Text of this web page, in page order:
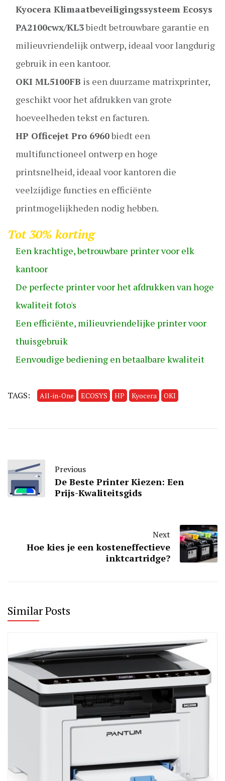
Kyocera Klimaatbeveiligingssysteem Ecosys
PA2100cwx/KL3biedt betrouwbare garantie en
milieuvriendelijk ontwerp, ideaal voor langdurig
gebruik in een kantoor.
OKI ML5100FB is een duurzame matrixprinter,
geschikt voor het afdrukken van grote
hoeveelheden tekst en facturen.
HP Officejet Pro 6960biedt een
multifunctioneel ontwerp en hoge
printsnelheid, ideaal voor kantoren die
veelzijdige functies en efficiënte
printmogelijkheden nodig hebben.
Tot 30% korting
Een krachtige, betrouwbare printer voor elk
kantoor
De perfecte printer voor het afdrukken van hoge
kwaliteit foto's
Een efficiënte, milieuvriendelijke printer voor
thuisgebruik
Eenvoudige bediening en betaalbare kwaliteit
TAGS: All-in-One ECOSYS HP Kyocera OKI
Previous
De Beste Printer Kiezen: Een
Prijs-Kwaliteitsgids
Next
Hoe kies je een kosteneffectieve
inktcartridge?
Similar Posts